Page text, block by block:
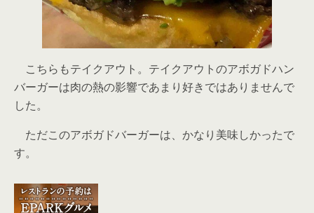
こちらもテイクアウト。テイクアウトのアボガドハン
バーガーは肉の熱の影響であまり好きではありませんで
した。
ただこのアボガドバーガーは、かなり美味しかったで
す。